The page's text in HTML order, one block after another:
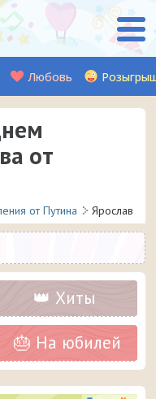
Любовь
от
от Путина Ярослав
👑 Хиты
🎂 На юбилей